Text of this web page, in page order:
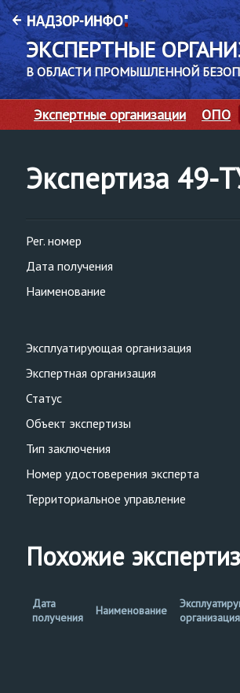
ЭКСПЕРТНЫЕ
В ОБЛАСТИ ПРОМЫШЛЕННОЙ
Экспертные организации ОПО
Экспертиза
Рег. номер
Дата получения
Наименование
Эксплуатирующая организация
Экспертная организация
Статус
Объект экспертизы
Тип заключения
Номер удостоверения эксперта
Территориальное управление
Похожие
Дата
получения
Наименование
организация